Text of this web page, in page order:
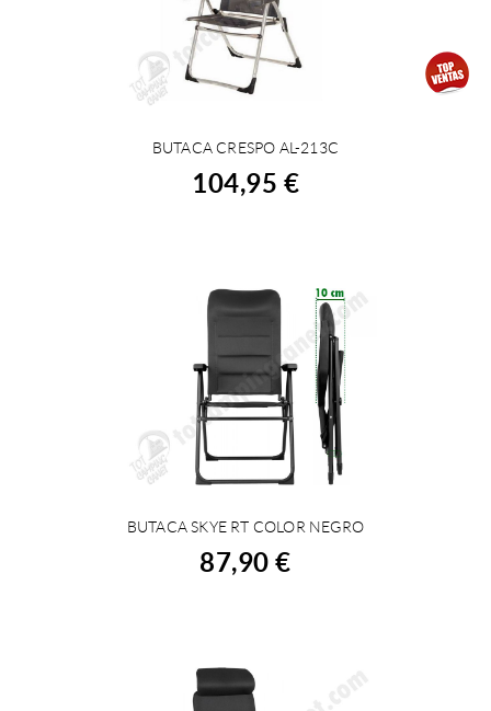
COMPRAR
BUTACA CRESPO AL-213C
104,95 €
COMPRAR
BUTACA SKYE RT COLOR NEGRO
87,90 €